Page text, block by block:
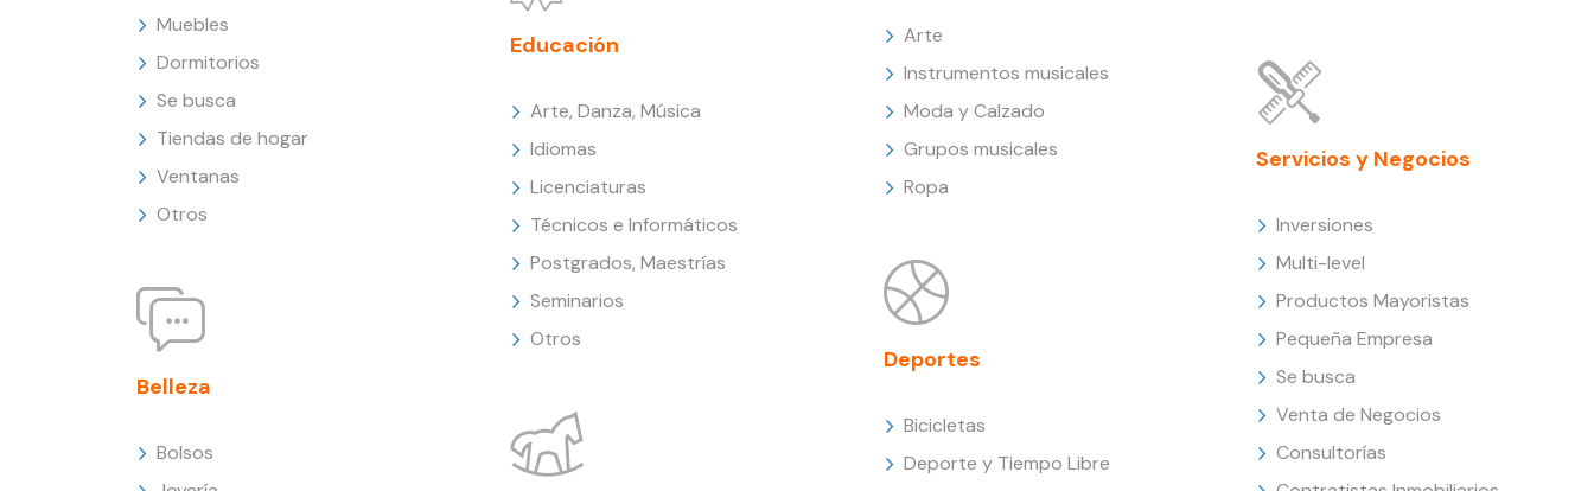
Muebles
Dormitorios
Se busca
Tiendas de hogar
Ventanas
Otros
Belleza
Bolsos
Educación
Arte, Danza, Música
Idiomas
Licenciaturas
Técnicos e Informáticos
Postgrados, Maestrías
Seminarios
Otros
Arte
Instrumentos musicales
Moda y Calzado
Grupos musicales
Ropa
Deportes
Bicicletas
Deporte y Tiempo Libre
Servicios y Negocios
Inversiones
Multi-level
Productos Mayoristas
Pequeña Empresa
Se busca
Venta de Negocios
Consultorías